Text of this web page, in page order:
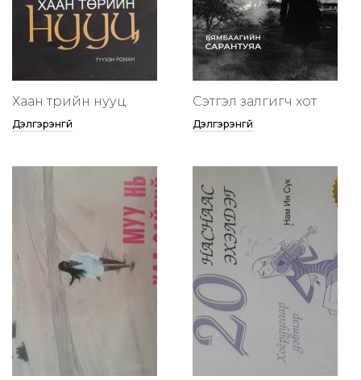
Хаан төрийн нууц
Дэлгэрэнгүй
Сэтгэл залгигч хот
Дэлгэрэнгүй